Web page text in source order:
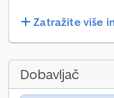
Zatražite više
Dobavljač